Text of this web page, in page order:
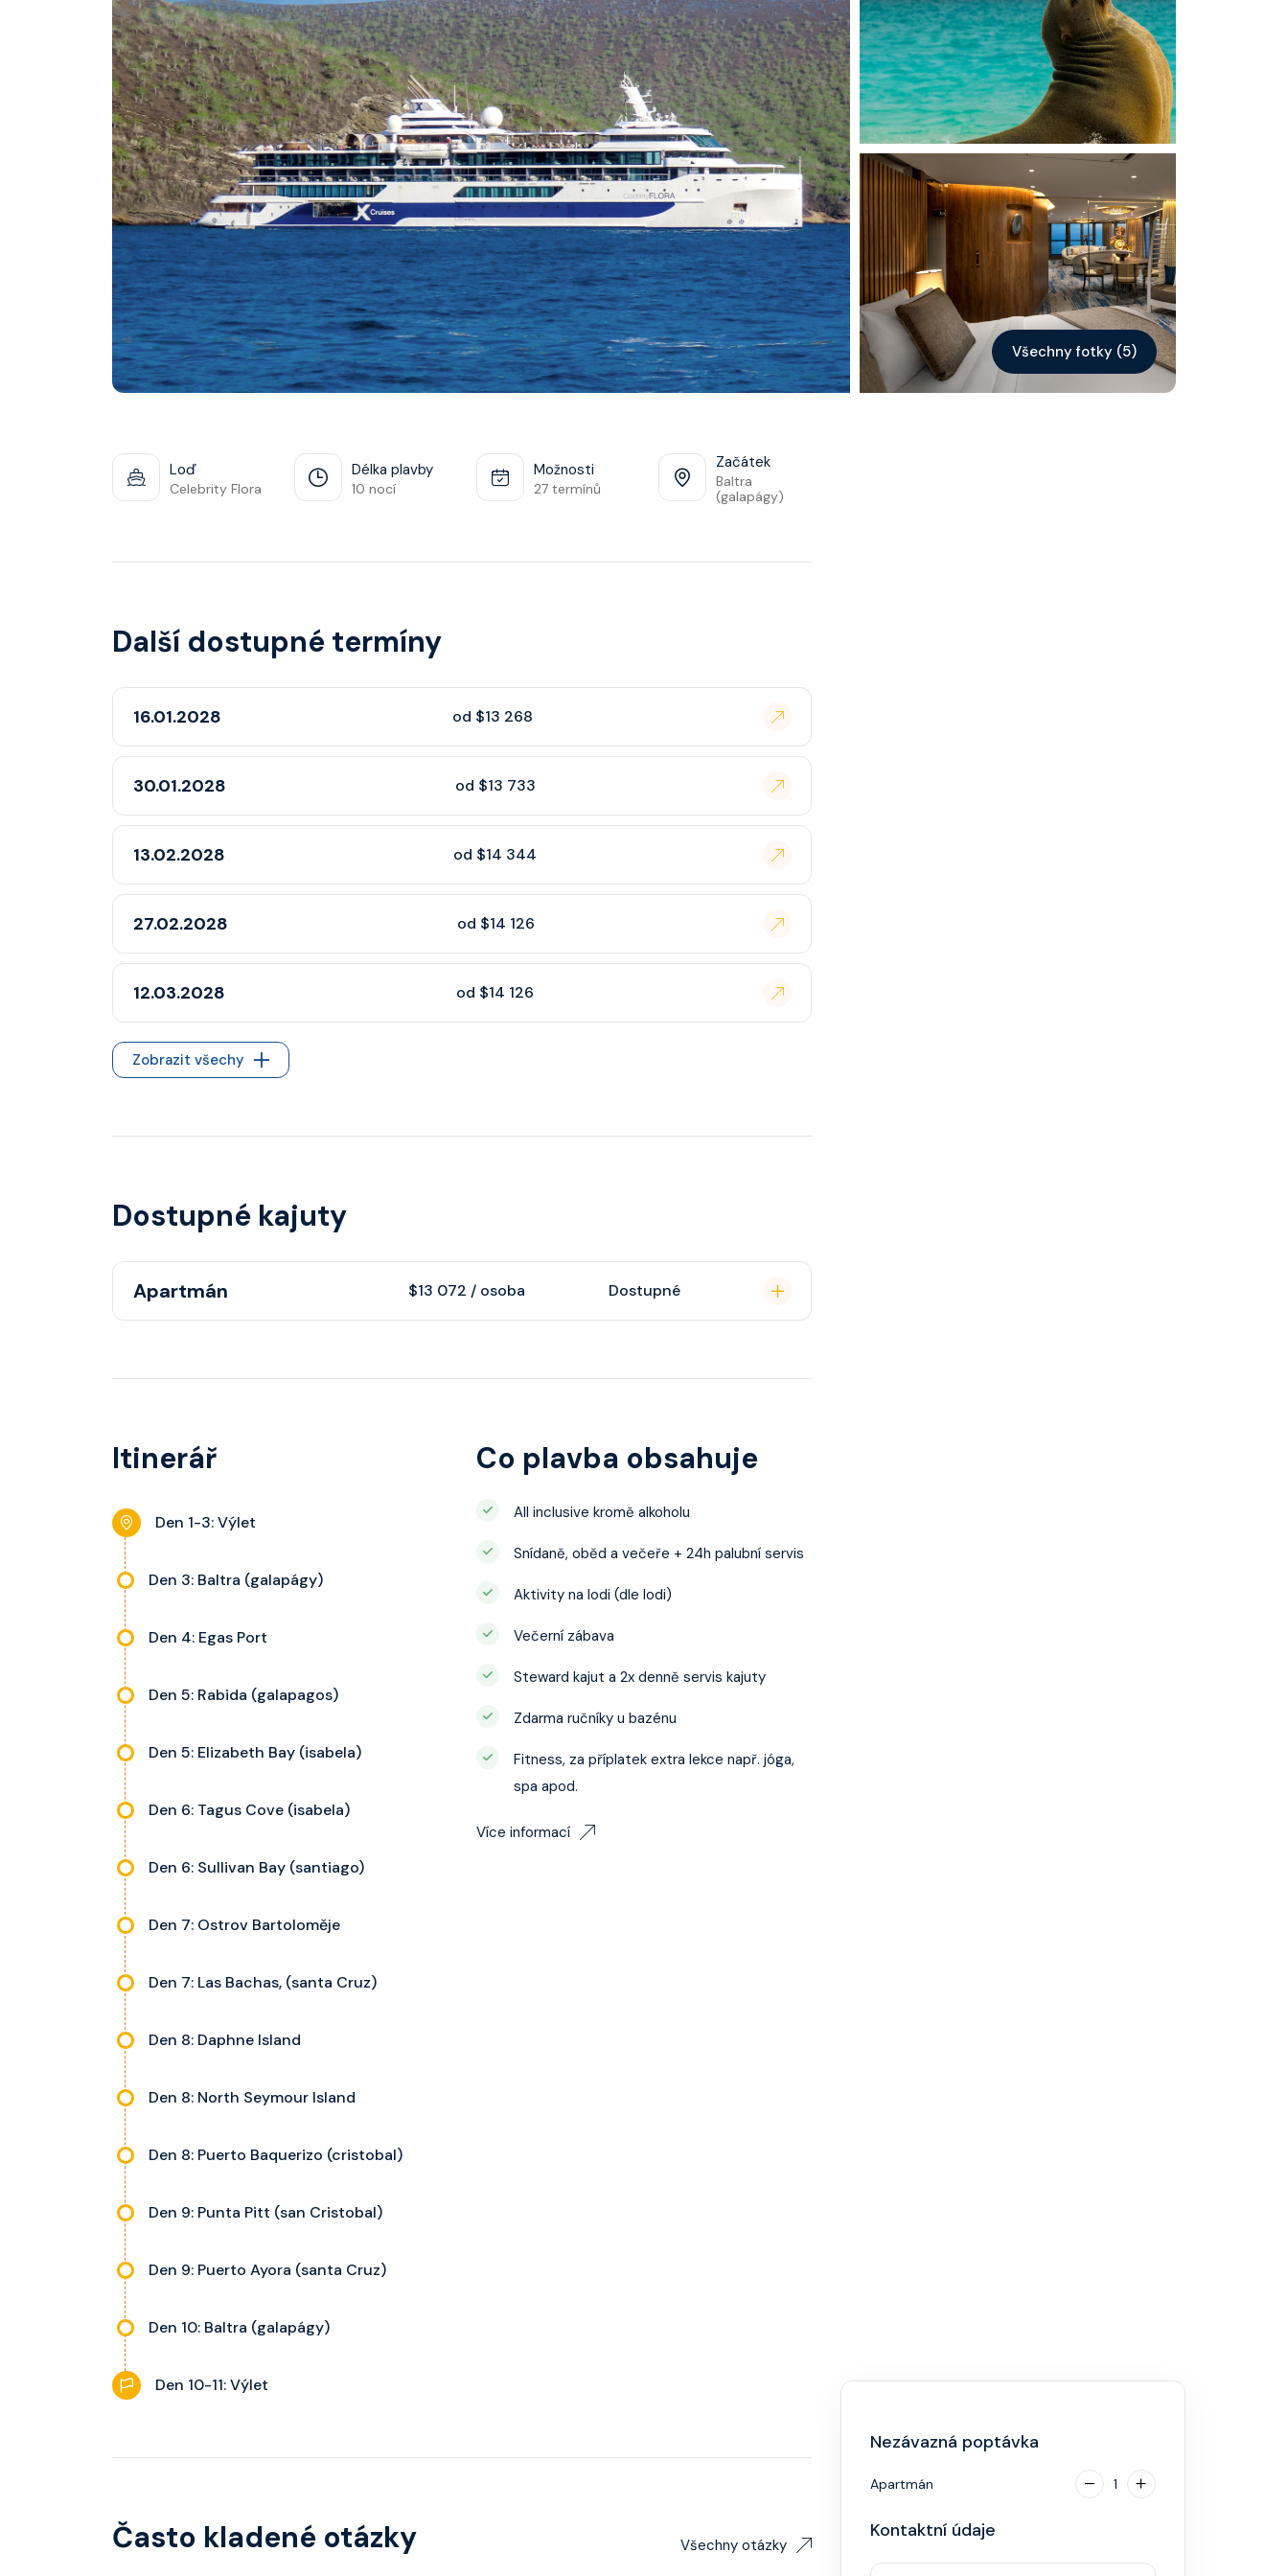
Kontakt
Vyhledat plavbu
Všechny fotky (5)
Loď
Celebrity Flora
Délka plavby
10 nocí
Možnosti
27 termínů
Začátek
Baltra
(galapágy)
Další dostupné termíny
16.01.2028 od $13 268
30.01.2028 od $13 733
13.02.2028 od $14 344
27.02.2028 od $14 126
12.03.2028 od $14 126
Zobrazit všechy
Dostupné kajuty
Apartmán $13 072 / osoba Dostupné
kategorie, fén, soukromou koupelnu se sprchou, šatnu,
dle kategorie kajuty.
Itinerář
Den 1-3: Výlet
Den 3: Baltra (galapágy)
Den 4: Egas Port
Den 5: Rabida (galapagos)
Den 5: Elizabeth Bay (isabela)
Den 6: Tagus Cove (isabela)
Den 6: Sullivan Bay (santiago)
Den 7: Ostrov Bartoloměje
Den 7: Las Bachas, (santa Cruz)
Den 8: Daphne Island
Den 8: North Seymour Island
Den 8: Puerto Baquerizo (cristobal)
Den 9: Punta Pitt (san Cristobal)
Den 9: Puerto Ayora (santa Cruz)
Den 10: Baltra (galapágy)
Den 10-11: Výlet
Co plavba obsahuje
All inclusive kromě alkoholu
Snídaně, oběd a večeře + 24h palubní servis
Aktivity na lodi (dle lodi)
Večerní zábava
Steward kajut a 2x denně servis kajuty
Zdarma ručníky u bazénu
Fitness, za příplatek extra lekce např. jóga,
spa apod.
Více informací
Často kladené otázky Všechny otázky
Nezávazná poptávka
Apartmán 1
Kontaktní údaje